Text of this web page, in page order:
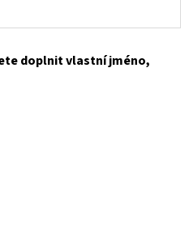
doplnit vlastní jméno,